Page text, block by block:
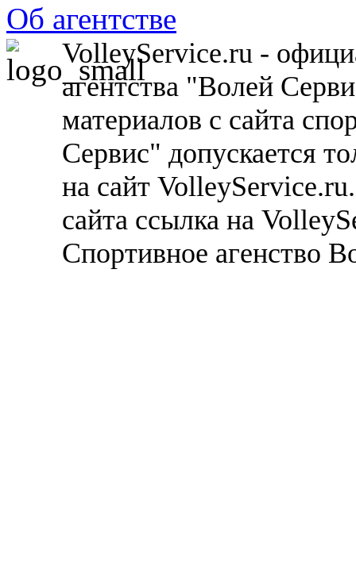
Об агентстве
VolleyService.ru -
агентства "Волей
материалов с сайта
Сервис" допускается
на сайт
сайта ссылка на
Спортивное агенство